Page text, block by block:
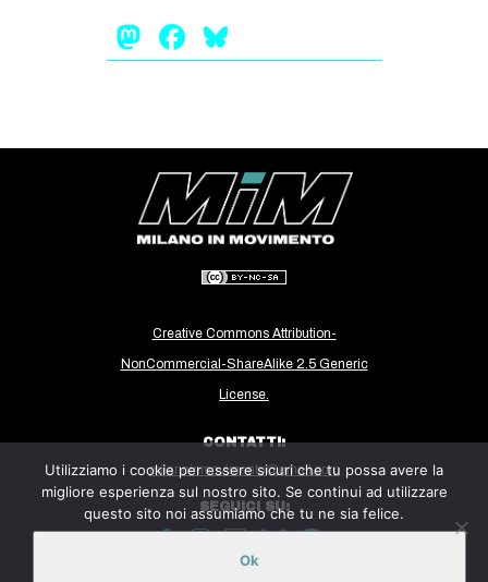
REPRESSIONE
ARTE
CINEMA
MANIFESTI
INTERNAZIONALE
EUROPA
MEDIO ORIENTE
MONDO
Mastodon
Facebook
Creative Commons Attribution-
NonCommercial-ShareAlike 2.5 Generic
License.
CONTATTI:
milanoinmovimento@gmail.com
SEGUICI SU:
Utilizziamo i cookie per essere sicuri che tu possa avere la
migliore esperienza sul nostro sito. Se continui ad utilizzare
questo sito noi assumiamo che tu ne sia felice.
Ok